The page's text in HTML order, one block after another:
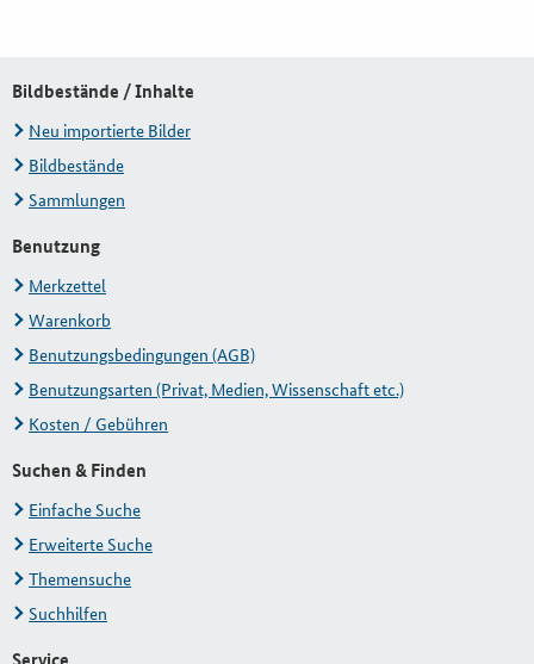
Bildbestände / Inhalte
Neu importierte Bilder
Bildbestände
Sammlungen
Benutzung
Merkzettel
Warenkorb
Benutzungsbedingungen (AGB)
Benutzungsarten (Privat, Medien, Wissenschaft etc.)
Kosten / Gebühren
Suchen & Finden
Einfache Suche
Erweiterte Suche
Themensuche
Suchhilfen